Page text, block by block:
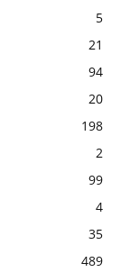
5
21
94
20
198
2
99
4
35
489